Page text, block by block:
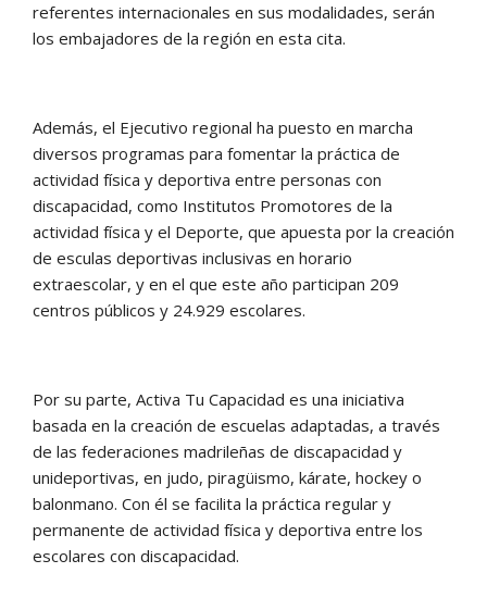
referentes internacionales en sus modalidades, serán
los embajadores de la región en esta cita.
Además, el Ejecutivo regional ha puesto en marcha
diversos programas para fomentar la práctica de
actividad física y deportiva entre personas con
discapacidad, como Institutos Promotores de la
actividad física y el Deporte, que apuesta por la creación
de esculas deportivas inclusivas en horario
extraescolar, y en el que este año participan 209
centros públicos y 24.929 escolares.
Por su parte, Activa Tu Capacidad es una iniciativa
basada en la creación de escuelas adaptadas, a través
de las federaciones madrileñas de discapacidad y
unideportivas, en judo, piragüismo, kárate, hockey o
balonmano. Con él se facilita la práctica regular y
permanente de actividad física y deportiva entre los
escolares con discapacidad.